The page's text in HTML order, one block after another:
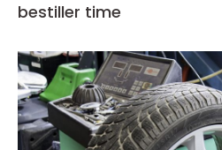
bestiller time